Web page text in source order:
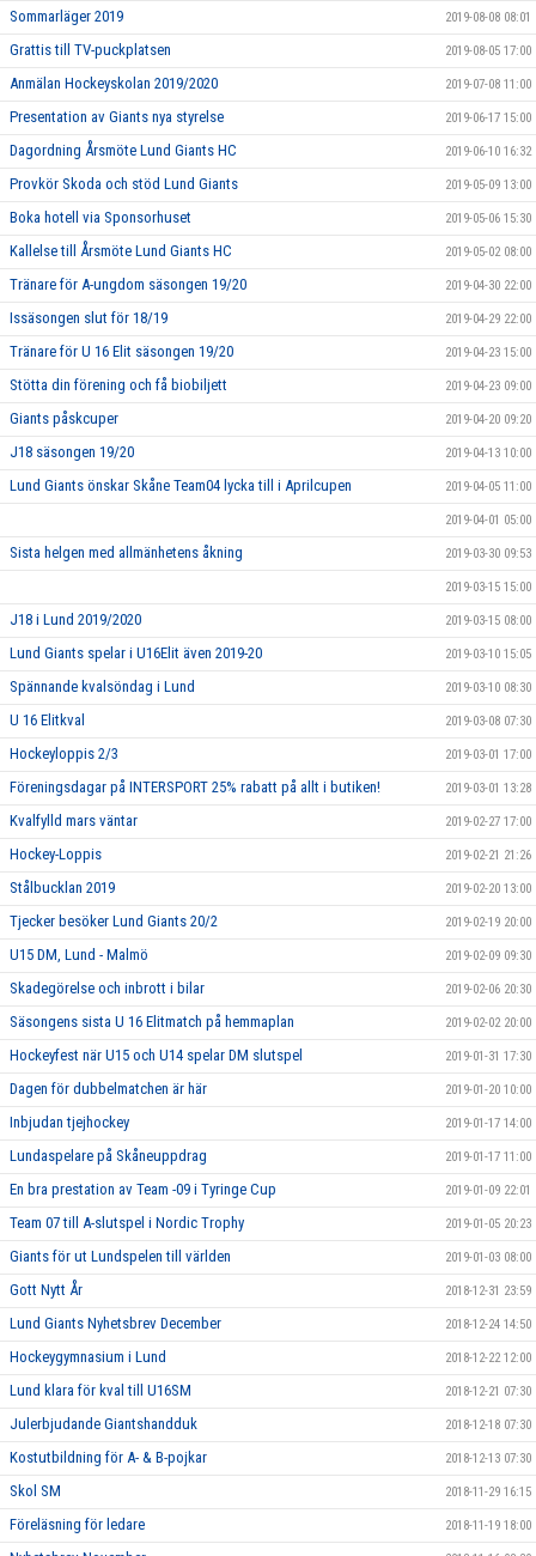
Sommarläger 2019 2019-08-08 08:01
Grattis till TV-puckplatsen 2019-08-05 17:00
Anmälan Hockeyskolan 2019/2020 2019-07-08 11:00
Presentation av Giants nya styrelse 2019-06-17 15:00
Dagordning Årsmöte Lund Giants HC 2019-06-10 16:32
Provkör Skoda och stöd Lund Giants 2019-05-09 13:00
Boka hotell via Sponsorhuset 2019-05-06 15:30
Kallelse till Årsmöte Lund Giants HC 2019-05-02 08:00
Tränare för A-ungdom säsongen 19/20 2019-04-30 22:00
Issäsongen slut för 18/19 2019-04-29 22:00
Tränare för U 16 Elit säsongen 19/20 2019-04-23 15:00
Stötta din förening och få biobiljett 2019-04-23 09:00
Giants påskcuper 2019-04-20 09:20
J18 säsongen 19/20 2019-04-13 10:00
Lund Giants önskar Skåne Team04 lycka till i Aprilcupen 2019-04-05 11:00
2019-04-01 05:00
Sista helgen med allmänhetens åkning 2019-03-30 09:53
2019-03-15 15:00
J18 i Lund 2019/2020 2019-03-15 08:00
Lund Giants spelar i U16Elit även 2019-20 2019-03-10 15:05
Spännande kvalsöndag i Lund 2019-03-10 08:30
U 16 Elitkval 2019-03-08 07:30
Hockeyloppis 2/3 2019-03-01 17:00
Föreningsdagar på INTERSPORT 25% rabatt på allt i butiken! 2019-03-01 13:28
Kvalfylld mars väntar 2019-02-27 17:00
Hockey-Loppis 2019-02-21 21:26
Stålbucklan 2019 2019-02-20 13:00
Tjecker besöker Lund Giants 20/2 2019-02-19 20:00
U15 DM, Lund - Malmö 2019-02-09 09:30
Skadegörelse och inbrott i bilar 2019-02-06 20:30
Säsongens sista U 16 Elitmatch på hemmaplan 2019-02-02 20:00
Hockeyfest när U15 och U14 spelar DM slutspel 2019-01-31 17:30
Dagen för dubbelmatchen är här 2019-01-20 10:00
Inbjudan tjejhockey 2019-01-17 14:00
Lundaspelare på Skåneuppdrag 2019-01-17 11:00
En bra prestation av Team -09 i Tyringe Cup 2019-01-09 22:01
Team 07 till A-slutspel i Nordic Trophy 2019-01-05 20:23
Giants för ut Lundspelen till världen 2019-01-03 08:00
Gott Nytt År 2018-12-31 23:59
Lund Giants Nyhetsbrev December 2018-12-24 14:50
Hockeygymnasium i Lund 2018-12-22 12:00
Lund klara för kval till U16SM 2018-12-21 07:30
Julerbjudande Giantshandduk 2018-12-18 07:30
Kostutbildning för A- & B-pojkar 2018-12-13 07:30
Skol SM 2018-11-29 16:15
Föreläsning för ledare 2018-11-19 18:00